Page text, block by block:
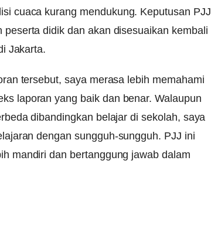
cuaca kurang mendukung. Keputusan PJJ
didik dan akan disesuaikan kembali
Jakarta.
tersebut, saya merasa lebih memahami
laporan yang baik dan benar. Walaupun
dibandingkan belajar di sekolah, saya
dengan sungguh-sungguh. PJJ ini
mandiri dan bertanggung jawab dalam